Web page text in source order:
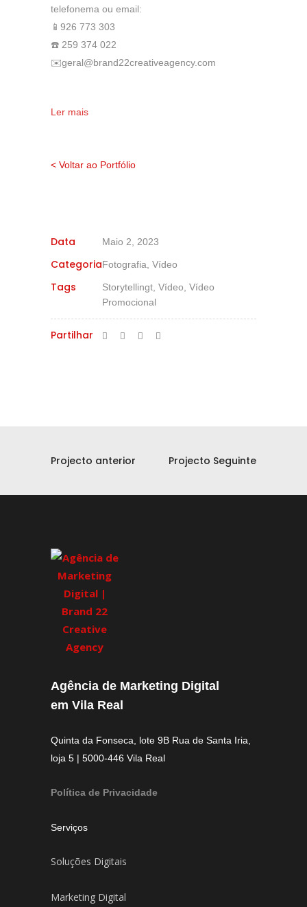
telefonema ou email:
📱926 773 303
☎️ 259 374 022
✉️geral@brand22creativeagency.com
Ler mais
< Voltar ao Portfólio
Data Maio 2, 2023
CategoriaFotografia, Vídeo
Tags
Storytellingt, Vídeo, Vídeo
Promocional
Partilhar
Projecto anterior Projecto Seguinte
Agência de Marketing Digital
em Vila Real
Quinta da Fonseca, lote 9B Rua de Santa Iria,
loja 5 | 5000-446 Vila Real
Política de Privacidade
Serviços
Soluções Digitais
Marketing Digital